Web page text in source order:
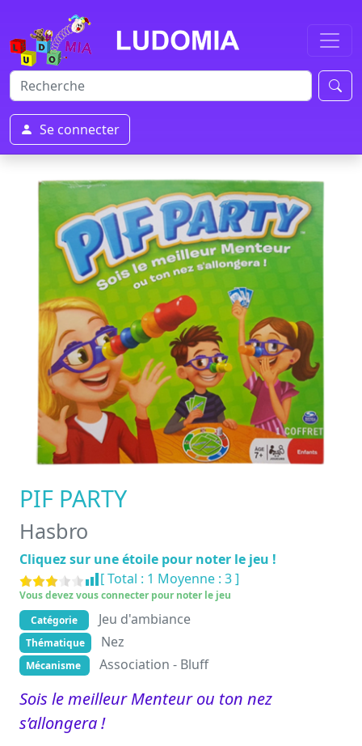
Se connecter
PIF PARTY
Hasbro
Cliquez sur une étoile pour noter le jeu !
[ Total : 1 Moyenne : 3]
Vous devez vous connecter pour noter le jeu
Catégorie
Jeu d'ambiance
Thématique Nez
Mécanisme Association - Bluff
Sois le meilleur Menteur ou ton nez
s’allongera !